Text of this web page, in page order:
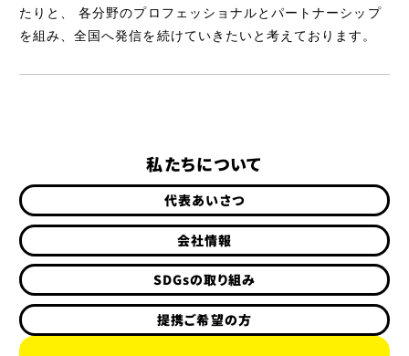
私たちについて
代表あいさつ
会社情報
SDGsの取り組み
提携ご希望の方
たりと、 各分野のプロフェッショナルとパートナーシップ
を組み、全国へ発信を続けていきたいと考えております。